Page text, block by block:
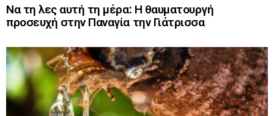
Να τη λες αυτή τη μέρα: Η θαυματουργή
προσευχή στην Παναγία την Γιάτρισσα